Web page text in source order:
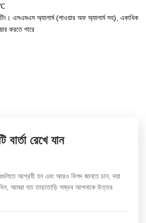
এসএমএস অ্যালার্ম (পাওয়ার অফ অ্যালার্ম সহ), একাধিক
করতে পারে
বার্তা রেখে যান
আগ্রহী হন এবং আরও বিশদ জানতে চান, দয়া
দিন, আমরা যত তাড়াতাড়ি সম্ভব আপনাকে উত্তর